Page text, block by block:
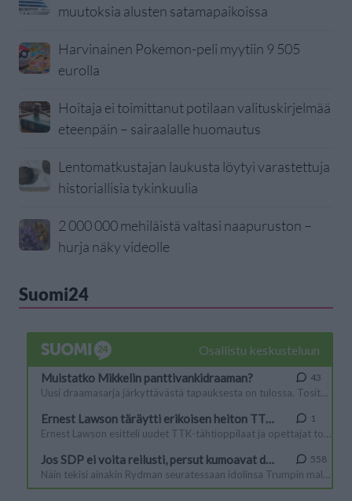
muutoksia alusten satamapaikoissa
Harvinainen Pokemon-peli myytiin 9 505
eurolla
Hoitaja ei toimittanut potilaan valituskirjelmää
eteenpäin – sairaalalle huomautus
Lentomatkustajan laukusta löytyi varastettuja
historiallisia tykinkuulia
2 000 000 mehiläistä valtasi naapuruston –
hurja näky videolle
Suomi24